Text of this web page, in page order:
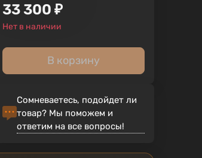
33 300 ₽
Нет в наличии
В корзину
Сомневаетесь, подойдет ли
товар? Мы поможем и
ответим на все вопросы!